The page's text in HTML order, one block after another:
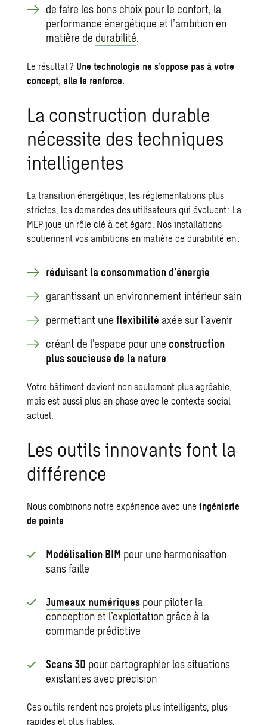
de faire les bons choix pour le confort, la
performance énergétique et l’ambition en
matière de durabilité.
Le résultat ? Une technologie ne s’oppose pas à votre
concept, elle le renforce.
La construction durable
nécessite des techniques
intelligentes
Latransition énergétique, les réglementations plus
strictes, les demandes des utilisateurs qui évoluent : La
MEP joue un rôle clé à cet égard. Nos installations
soutiennent vos ambitions en matière dedurabilité en :
réduisant la consommation d’énergie
garantissant un environnement intérieur sain
permettant uneflexibilité axée sur l’avenir
créant de l’espace pour une construction
plus soucieuse de la nature
Votre bâtiment devient non seulement plus agréable,
mais est aussi plus en phase avec le contexte social
actuel.
Les outils innovants font la
différence
Nous combinons notre expérience avec uneingénierie
de pointe :
Modélisation BIM pour une harmonisation
sans faille
Jumeaux numériques pour piloter la
conception et l’exploitation grâce à la
commande prédictive
Scans 3D pour cartographier les situations
existantes avec précision
Ces outils rendent nos projets plus intelligents, plus
rapides et plus fiables.